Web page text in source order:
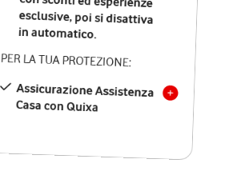
in automatico.
PER LA TUA PROTEZIONE:
Assicurazione Assistenza
Casa con Quixa